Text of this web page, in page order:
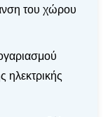
του χώρου
ηλεκτρικής